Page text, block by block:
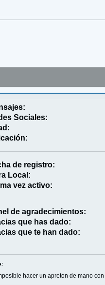
Sociales:
de registro:
Local:
vez activo:
de agradecimientos:
que has dado:
que te han dado:
hacer un apreton de mano